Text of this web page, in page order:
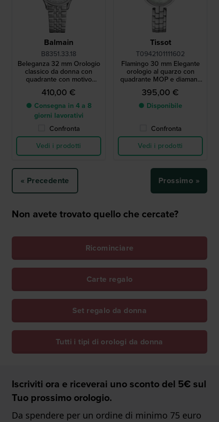
Balmain
B8351.33.18
Beleganza 32 mm Orologio
classico da donna con
quadrante con motivo
arabesco e data
410,00 €
● Consegna in 4 a 8
giorni lavorativi
Confronta
Vedi i prodotti
Tissot
T0942101111602
Flamingo 30 mm Elegante
orologio al quarzo con
quadrante MOP e diamanti
autentici
395,00 €
● Disponibile
Confronta
Vedi i prodotti
« Precedente Prossimo »
Non avete trovato quello che cercate?
Ricominciare
Carte regalo
Set regalo da donna
Tutti i tipi di orologi da donna
Iscriviti ora e riceverai uno sconto del 5€ sul
Tuo prossimo orologio.
Da spendere per un ordine di minimo 75 euro